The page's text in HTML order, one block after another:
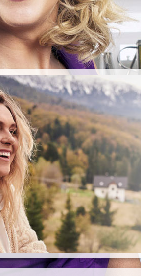
PIECZYSTE POD
CHMURKĄ!
Przepisy na grilla;-)